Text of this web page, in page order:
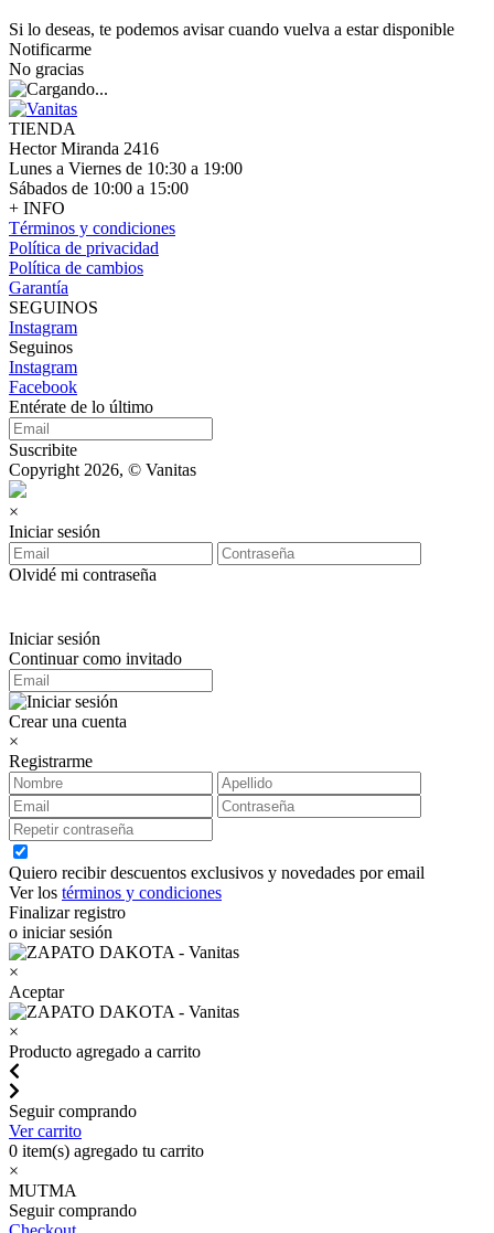
Si lo deseas, te podemos avisar cuando vuelva a estar disponible
Notificarme
No gracias
TIENDA
Hector Miranda 2416
Lunes a Viernes de 10:30 a 19:00
Sábados de 10:00 a 15:00
+ INFO
Términos y condiciones
Política de privacidad
Política de cambios
Garantía
SEGUINOS
Instagram
Seguinos
Instagram
Facebook
Entérate de lo último
Suscribite
Copyright 2026, © Vanitas
×
Iniciar sesión
Olvidé mi contraseña
Iniciar sesión
Continuar como invitado
Crear una cuenta
×
Registrarme
Quiero recibir descuentos exclusivos y novedades por email
Ver los términos y condiciones
Finalizar registro
o iniciar sesión
×
Aceptar
×
Producto agregado a carrito
Seguir comprando
Ver carrito
0 item(s) agregado tu carrito
×
MUTMA
Seguir comprando